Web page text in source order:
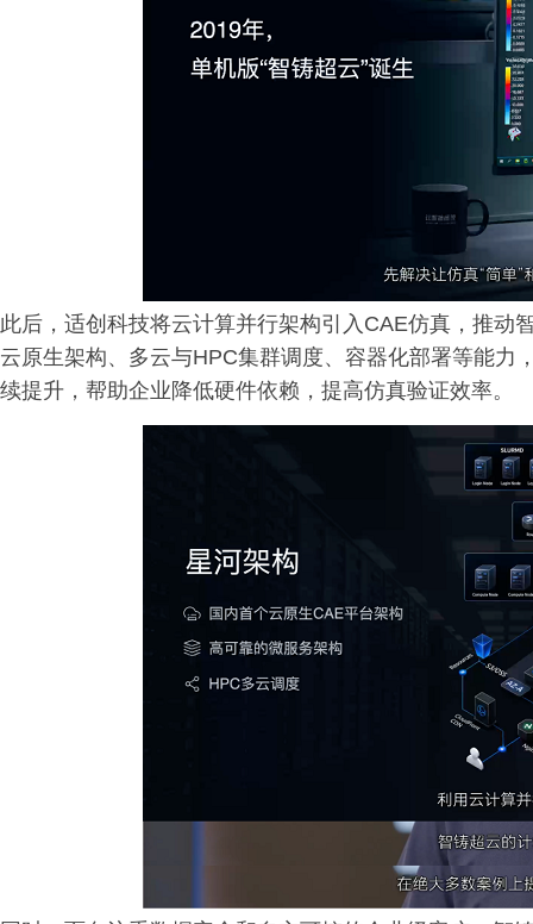
此后，适创科技将云计算并行架构引入CAE仿真，推动
云原生架构、多云与HPC集群调度、容器化部署等能力
续提升，帮助企业降低硬件依赖，提高仿真验证效率。